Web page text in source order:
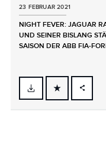
23 FEBRUAR 2021
NIGHT FEVER: JAGUAR
UND SEINER BISLANG
SAISON DER ABB